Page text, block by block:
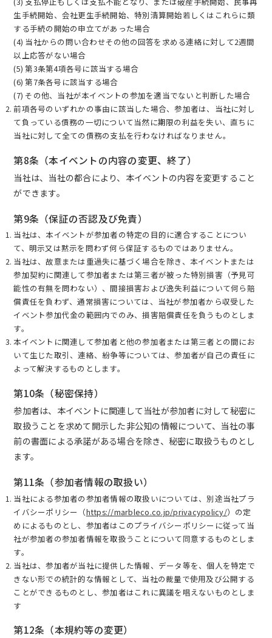
生手続開始、会社更生手続開始、特別清算開始若しくはこれらに類
する手続の開始の申立てがあった場合
(4) 当社からの問い合わせその他の回答を求める連絡に対して2週間
以上応答がない場合
(5) 第3条第4項各号に該当する場合
(6) 第7条各号に該当する場合
(7) その他、当社が本イベントの参加を適当でないと判断した場合
前項各号のいずれかの事由に該当した場合、参加者は、当社に対し
て負っている債務の一切について当然に期限の利益を失い、直ちに
当社に対して全ての債務の支払を行わなければなりません。
第8条（本イベントの内容の変更、終了）
当社は、当社の都合により、本イベントの内容を変更すること
ができます。
第9条（保証の否認及び免責）
当社は、本イベントが参加者の特定の目的に適合することについ
て、明示又は黙示を問わず何ら保証するものではありません。
当社は、故意または重過失に基づく場合を除き、本イベントまたは
参加契約に関連して参加者または第三者が被った特別損害（予見可
能性の有無を問わない）、間接損害および逸失利益について何ら賠
償責任を負わず、通常損害については、当社が参加者から収受した
イベント参加代金の範囲内でのみ、損害賠償責任を負うものとしま
す。
本イベントに関連して参加者と他の参加者または第三者との間にお
いて生じた取引、連絡、紛争等については、参加者が自己の責任に
よって解決するものとします。
第10条（秘密保持）
参加者は、本イベントに関連して当社が参加者に対して秘密に
取扱うことを求めて開示した非公知の情報について、当社の事
前の書面による承諾がある場合を除き、秘密に取扱うものとし
ます。
第11条（参加者情報の取扱い）
当社による参加者の参加者情報の取扱いについては、別途当社プラ
イバシーポリシー（https://marbleco.co.jp/privacypolicy/）の定
めによるものとし、参加者はこのプライバシーポリシーに従って当
社が参加者の参加者情報を取扱うことについて同意するものとしま
す。
当社は、参加者が当社に提供した情報、データ等を、個人を特定で
きない形での統計的な情報として、当社の裁量で使用及び公開する
ことができるものとし、参加者はこれに異議を唱えないものとしま
す
第12条（本規約等の変更）